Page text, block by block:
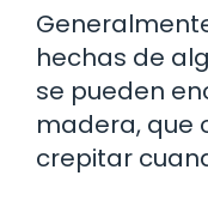
hechas de
se pueden
madera, que
crepitar